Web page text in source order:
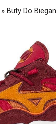
» Buty Do